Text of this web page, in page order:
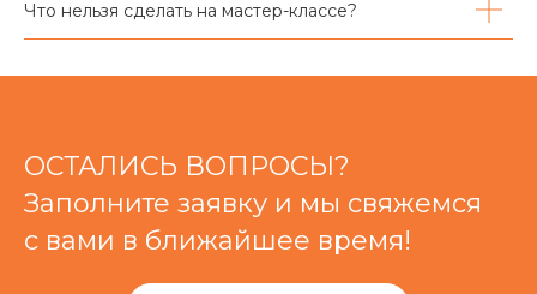
Что нельзя сделать на мастер-классе?
ОСТАЛИСЬ ВОПРОСЫ?
Заполните заявку и мы свяжемся
с вами в ближайшее время!